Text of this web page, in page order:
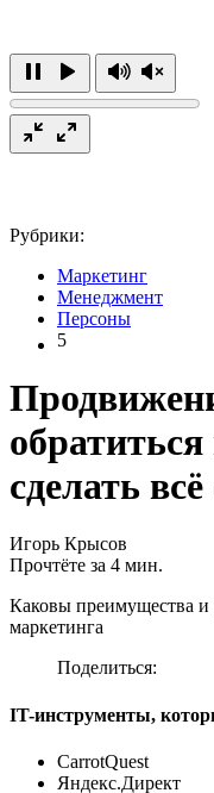
Рубрики:
Маркетинг
Менеджмент
Персоны
5
cделать
Игорь Крысов
Прочтёте за 4 мин.
Каковы преимущества и
маркетинга
Поделиться:
IT-инструменты,
CarrotQuest
Яндекс.Директ